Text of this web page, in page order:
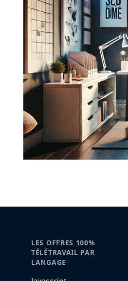
LES OFFRES 100%
TÉLÉTRAVAIL PAR
LANGAGE